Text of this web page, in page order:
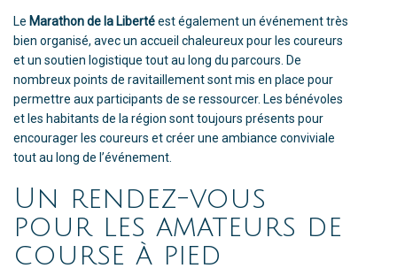
Le Marathon de la Libertéest également un événement très
bien organisé, avec un accueil chaleureux pour les coureurs
et un soutien logistique tout au long du parcours. De
nombreux points de ravitaillement sont mis en place pour
permettre aux participants de se ressourcer. Les bénévoles
et les habitants de la région sont toujours présents pour
encourager les coureurs et créer une ambiance conviviale
tout au long de l’événement.
Un rendez-vous
pour les amateurs de
course à pied